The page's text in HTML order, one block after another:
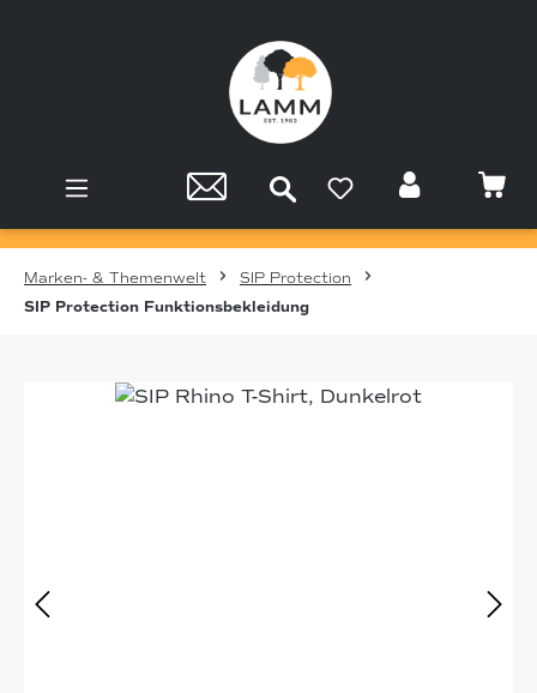
Marken- & Themenwelt
SIP Protection
SIP Protection Funktionsbekleidung
Bildergalerie überspringen